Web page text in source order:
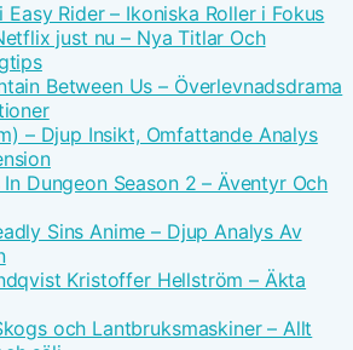
Easy Rider – Ikoniska Roller i Fokus
just nu – Nya Titlar Och
Between Us – Överlevnadsdrama
– Djup Insikt, Omfattande Analys
Dungeon Season 2 – Äventyr Och
Sins Anime – Djup Analys Av
Kristoffer Hellström – Äkta
och Lantbruksmaskiner – Allt